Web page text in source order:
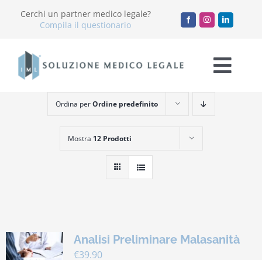
Cerchi un partner medico legale?
Compila il questionario
Chi Siamo
Servizi
Accademia
Lavora con noi
Ordina perOrdine predefinito
Mostra 12 Prodotti
Analisi Preliminare Malasanità
€39.90